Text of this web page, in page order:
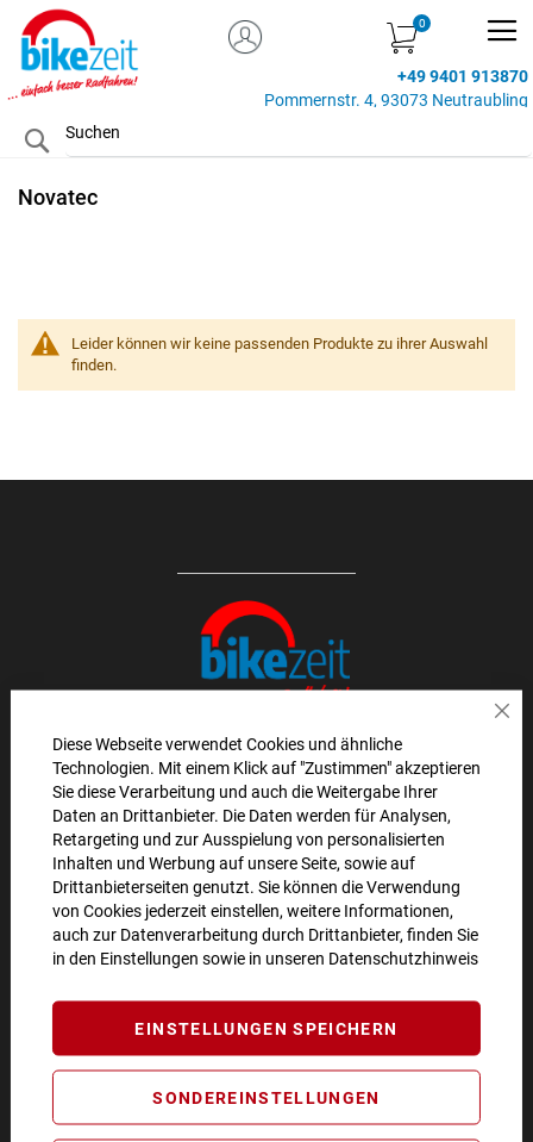
Diese Webseite verwendet Cookies und ähnliche
Technologien. Mit einem Klick auf "Zustimmen" akzeptieren
Sie diese Verarbeitung und auch die Weitergabe Ihrer
Daten an Drittanbieter. Die Daten werden für Analysen,
Retargeting und zur Ausspielung von personalisierten
Inhalten und Werbung auf unsere Seite, sowie auf
Drittanbieterseiten genutzt. Sie können die Verwendung
von Cookies jederzeit einstellen, weitere Informationen,
auch zur Datenverarbeitung durch Drittanbieter, finden Sie
in den Einstellungen sowie in unseren Datenschutzhinweis
EINSTELLUNGEN SPEICHERN
SONDEREINSTELLUNGEN
MEIN KONTO
+49 9401 913870
Pommernstr. 4, 93073 Neutraubling
Search
Novatec
Leider können wir keine passenden Produkte zu ihrer Auswahl
finden.
AKTIONEN UND NEUHEITEN ABONNIEREN UND
10€ GUTSCHEIN SICHERN!**
ANMELDEN
**Angebot gültig ab einem Bestellwert von 100€.
Abmeldung jederzeit möglich.
SO ERREICHEN SIE UNS
BIKEZEIT
Pommernstr. 4